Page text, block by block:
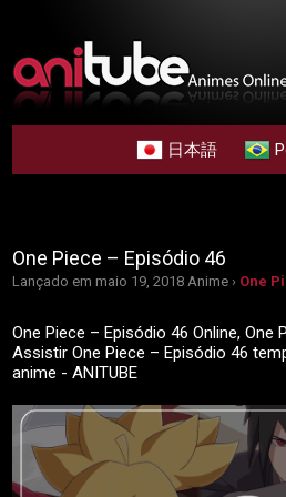
日本語
One Piece – Episódio 46
Lançado em maio 19, 2018 Anime › One
One Piece – Episódio 46 Online, One
Assistir One Piece – Episódio 46
anime - ANITUBE